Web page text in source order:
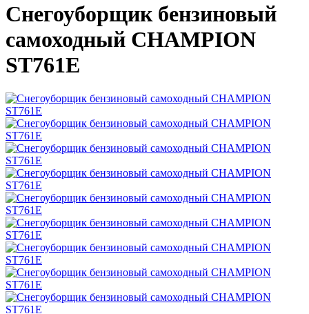
Снегоуборщик бензиновый
самоходный CHAMPION
ST761E